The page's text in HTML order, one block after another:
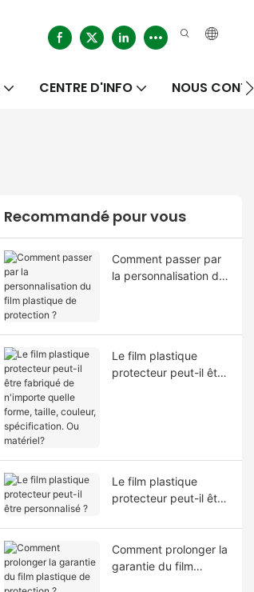
CENTRE D'INFO NOUS
Recommandé pour vous
Comment passer par
la personnalisation du
Le film plastique
protecteur peut-il être
Le film plastique
protecteur peut-il être
Comment prolonger la
garantie du film